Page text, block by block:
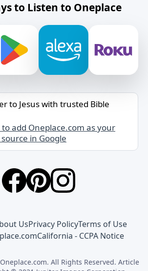
to Listen to Oneplace
to Jesus with trusted Bible
to add Oneplace.com as your
in Google
UsPrivacy PolicyTerms of Use
California - CCPA Notice
All Rights Reserved. Article